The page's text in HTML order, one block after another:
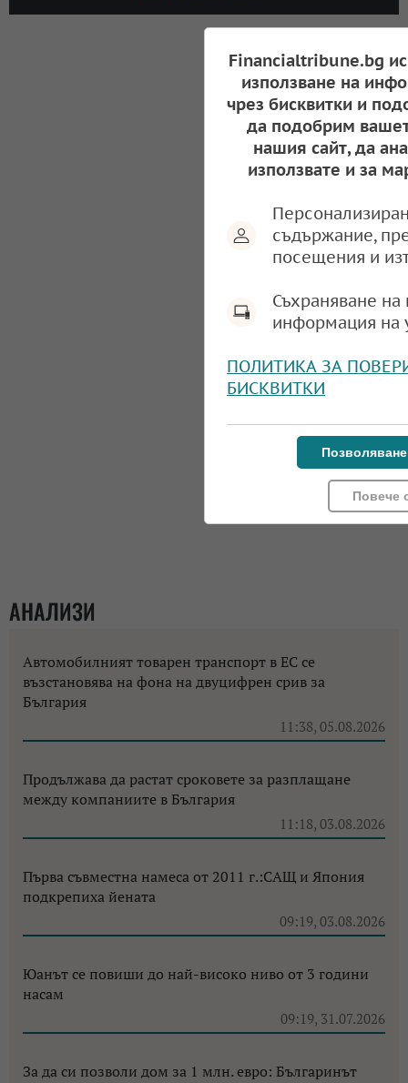
АНАЛИЗИ
Автомобилният товарен транспорт в ЕС се
възстановява на фона на двуцифрен срив за
България
11:38, 05.08.2026
Продължава да растат сроковете за разплащане
между компаниите в България
11:18, 03.08.2026
Първа съвместна намеса от 2011 г.:САЩ и Япония
подкрепиха йената
09:19, 03.08.2026
Юанът се повиши до най-високо ниво от 3 години
насам
09:19, 31.07.2026
За да си позволи дом за 1 млн. евро: Българинът
Financialtribune.bg
използване на
чрез бисквитки и
да подобрим
нашия сайт, да
използвате и за
съдържание,
посещения и
Съхраняване
информация на
ПОЛИТИКА ЗА
БИСКВИТКИ
Повече